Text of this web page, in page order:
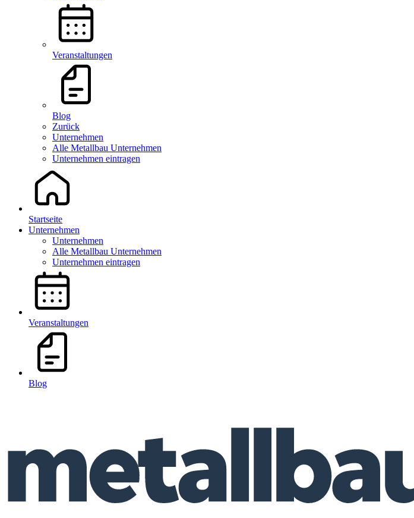
Veranstaltungen
Blog
Zurück
Unternehmen
Alle Metallbau Unternehmen
Unternehmen eintragen
Startseite
Unternehmen
Unternehmen
Alle Metallbau Unternehmen
Unternehmen eintragen
Veranstaltungen
Blog